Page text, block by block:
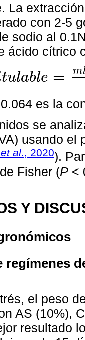
La
con 2-5
sodio al
ácido cítrico
tulable = m
ta dos×normalid ad×0.064
es la
se
usando el
et al., 2020).
Fisher (P <
Y
regímenes
el peso
AS (10%),
resultado